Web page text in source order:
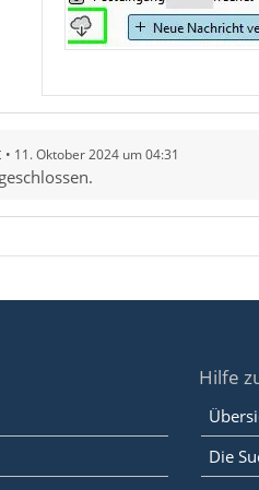
11. Oktober 2024 um 04:31
Hilfe
Die